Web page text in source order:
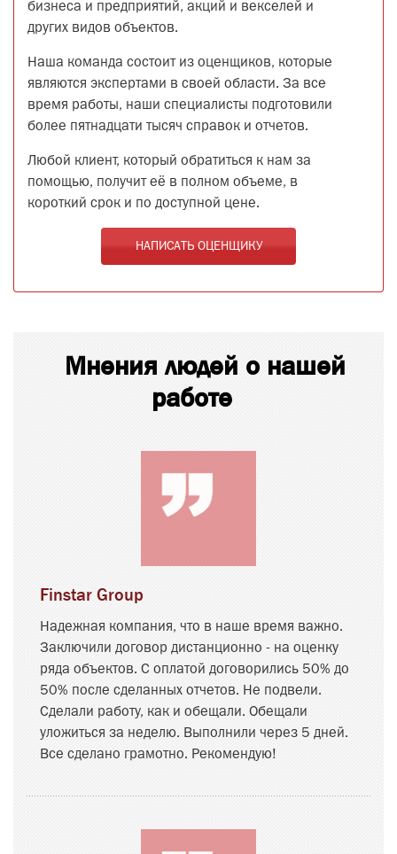
бизнеса и предприятий, акций и векселей и
других видов объектов.
Наша команда состоит из оценщиков, которые
являются экспертами в своей области. За все
время работы, наши специалисты подготовили
более пятнадцати тысяч справок и отчетов.
Любой клиент, который обратиться к нам за
помощью, получит её в полном объеме, в
короткий срок и по доступной цене.
НАПИСАТЬ ОЦЕНЩИКУ
Мнения людей о нашей
работе
Finstar Group
Надежная компания, что в наше время важно.
Заключили договор дистанционно - на оценку
ряда объектов. С оплатой договорились 50% до
50% после сделанных отчетов. Не подвели.
Сделали работу, как и обещали. Обещали
уложиться за неделю. Выполнили через 5 дней.
Все сделано грамотно. Рекомендую!